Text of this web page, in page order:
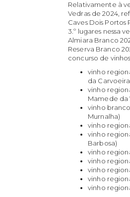
Relativamente à
Vedras de 2024,
Caves Dois Portos
3.º lugares nessa
Almiara Branco
Reserva Branco
concurso de
vinho
da
vinho
Mamede da
vinho
Murnalha)
vinho
vinho
Barbosa)
vinho
vinho
vinho
vinho
vinho